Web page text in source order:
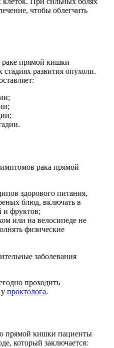
чтобы облегчить
прямой кишки
развития опухоли.
рака прямой
здорового питания,
блюд, включать в
и фруктов;
или на велосипеде не
физические
заболевания
проходить
проктолога.
прямой кишки пациенты
который заключается: